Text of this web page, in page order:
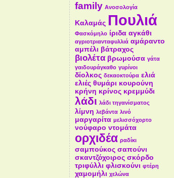
family Ανοσολογία
Καλαμάς Πουλιά
Φασκόμηλο ίριδα αγκάθι
αγριοτριανταφυλλιά αμάραντο
αμπέλι βάτραχος
βιολέτα βρωμούσα γάτα
γαιδουράγκαθο γυρίνοι
δίολκος δεκαοκτούρα ελιά
ελιές θυμάρι κουρούνη
κρήνη κρίνος κρεμμύδι
λάδι λάδι τηγανίσματος
λίμνη λεβάντα λινό
μαργαρίτα μελισσόχορτο
νούφαρο ντομάτα
ορχιδέα ραδίκι
σαμπούκος σαπούνι
σκαντζόχοιρος σκόρδο
τριφύλλι φλισκούνι φτέρη
χαμομήλι χελώνα